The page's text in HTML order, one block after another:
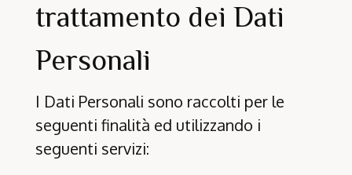
trattamento dei Dati
Personali
I Dati Personali sono raccolti per le
seguenti finalità ed utilizzando i
seguenti servizi: